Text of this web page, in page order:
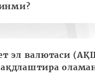
эл валютаси